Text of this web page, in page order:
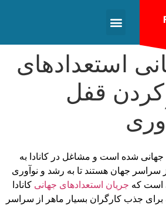
استعدادهای
کردن قفل
جهانی شده است و مشاغل در کانادا به
سراسر جهان هستند تا به رشد و نوآوری
است که جریان استعدادهای جهانی کانادا
برای جذب کارگران بسیار ماهر از سراسر